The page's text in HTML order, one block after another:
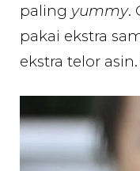
paling yummy.
pakai ekstra
ekstra telor